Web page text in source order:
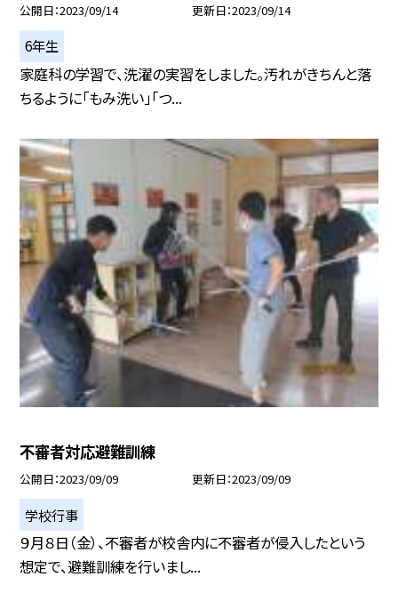
公開日 2023/09/14 更新日 2023/09/14
6年生
家庭科の学習で、洗濯の実習をしました。汚れがきちんと落
ちるように「もみ洗い」「つ...
不審者対応避難訓練
公開日 2023/09/09 更新日 2023/09/09
学校行事
９月８日（金）、不審者が校舎内に不審者が侵入したという
想定で、避難訓練を行いまし...